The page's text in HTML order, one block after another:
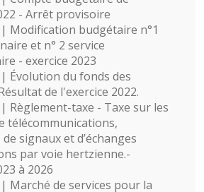
- Arrêt provisoire
| Modification budgétaire n°1
et n° 2 service
- exercice 2023
| Évolution du fonds des
de l'exercice 2022.
| Règlement-taxe - Taxe sur les
télécommunications,
de signaux et d’échanges
par voie hertzienne.-
à 2026
| Marché de services pour la